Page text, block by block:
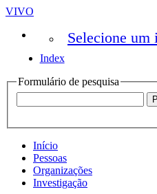
VIVO
Selecione um
Index
Formulário de pesquisa
Início
Pessoas
Organizações
Investigação